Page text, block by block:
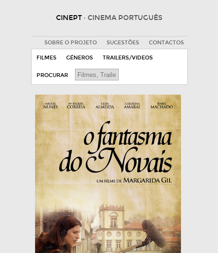
CINEPT · CINEMA PORTUGUÊS
SOBRE O PROJETO SUGESTÕES CONTACTOS
FILMES GÉNEROS TRAILERS/VIDEOS
PROCURAR